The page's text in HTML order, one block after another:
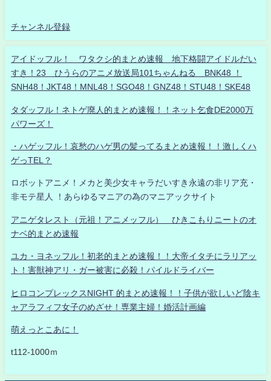
チャンネル登録
アイドッフル！ ワタクシ的まとめ速報 地下格闘アイドルだい
すき！23 ひうらのアニメ放送局101ちゃんねる BNK48 ！
SNH48！JKT48！MNL48！SGO48！GNZ48！STU48！SKE48
タダッフル！ネトゲ廃人的まとめ速報！！ネット乞食DE2000万
パワーズ！
・ハゲッフル！哀愁のハゲ男の髪ってるまとめ速報！！激しくハ
ゲっTEL？
ロボットアニメ！メカと美少女キャラだいすき永遠の非リア充・
非モテ星人 ！あらゆるマニアの為のマニアックサイト
アニゲタレスト（元祖！アニメッフル） ひきこもりニートのオ
ナベ的まとめ速報
ユカ・ヨネッフル！初老的まとめ速報！！大帝イタチにラリアッ
ト！害獣神アリ・ガー被害に必殺！パイルドライバー
ヒロコンプレックスNIGHT 的まとめ速報！！子供が欲しいど陰キ
ャアラフィフ女子のめざせ！専業主婦！婚活計画編
萌えっとこあに！
t112-1000ｍ